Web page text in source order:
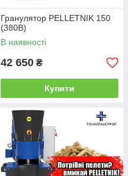
Гранулятор PELLETNIK 150
(380В)
В наявності
42 650 ₴
Купити